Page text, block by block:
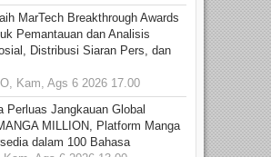
MarTech Breakthrough Awards
Pemantauan dan Analisis
Distribusi Siaran Pers, dan
Kam, Ags 6 2026 17.00
Perluas Jangkauan Global
MILLION, Platform Manga
dalam 100 Bahasa